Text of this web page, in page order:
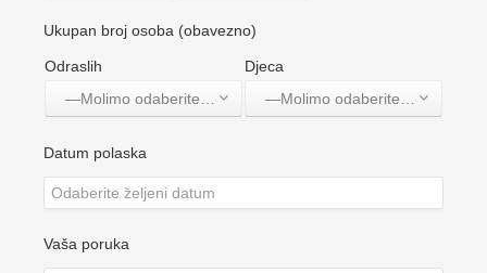
Ukupan broj osoba (obavezno)
Odraslih
Djeca
Datum polaska
Vaša poruka